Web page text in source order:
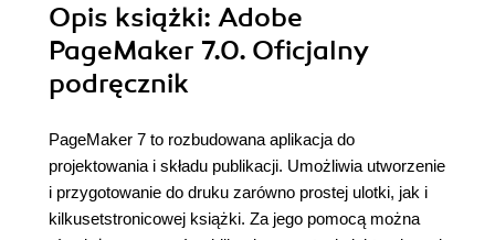
Opis książki: Adobe
PageMaker 7.0. Oficjalny
podręcznik
PageMaker 7 to rozbudowana aplikacja do
projektowania i składu publikacji. Umożliwia utworzenie
i przygotowanie do druku zarówno prostej ulotki, jak i
kilkusetstronicowej książki. Za jego pomocą można